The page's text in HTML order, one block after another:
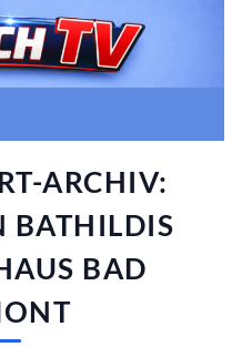
ARCHIV:
BATHILDIS
BAD